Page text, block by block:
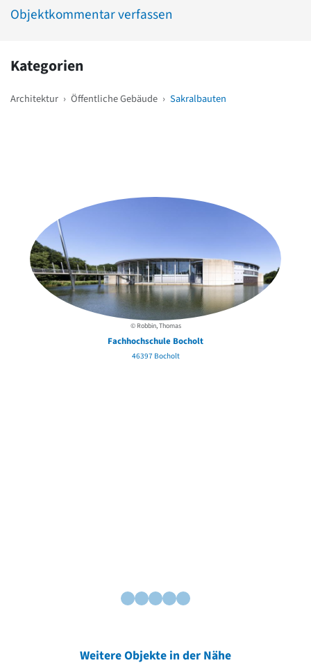
Objektkommentar verfassen
Kategorien
Architektur › Öffentliche Gebäude › Sakralbauten
© Robbin, Thomas
Fachhochschule Bocholt
46397 Bocholt
Weitere Objekte in der Nähe